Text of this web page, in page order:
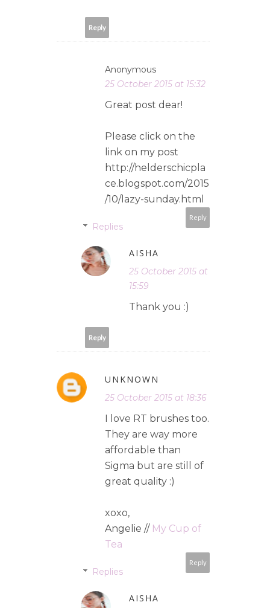
Reply
Anonymous
25 October 2015 at 15:32
Great post dear!
Please click on the
link on my post
http://helderschicpla
ce.blogspot.com/2015
/10/lazy-sunday.html
Reply
Replies
AISHA
25 October 2015 at
15:59
Thank you :)
Reply
UNKNOWN
25 October 2015 at 18:36
I love RT brushes too.
They are way more
affordable than
Sigma but are still of
great quality :)
xoxo,
Angelie // My Cup of
Tea
Reply
Replies
AISHA